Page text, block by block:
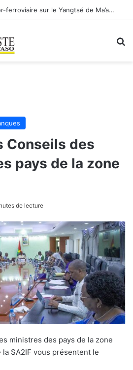
Anhui: le pont routier-ferroviaire sur le Yangtsé de Ma’anshan entre dans la phase finale en vue de sa mise en service
Conseils des
pays de la zone
de lecture
ministres des pays de la zone
la SA2IF vous présentent le